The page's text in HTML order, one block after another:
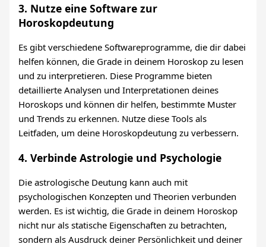
3. Nutze eine Software zur
Horoskopdeutung
Es gibt verschiedene Softwareprogramme, die dir dabei
helfen können, die Grade in deinem Horoskop zu lesen
und zu interpretieren. Diese Programme bieten
detaillierte Analysen und Interpretationen deines
Horoskops und können dir helfen, bestimmte Muster
und Trends zu erkennen. Nutze diese Tools als
Leitfaden, um deine Horoskopdeutung zu verbessern.
4. Verbinde Astrologie und Psychologie
Die astrologische Deutung kann auch mit
psychologischen Konzepten und Theorien verbunden
werden. Es ist wichtig, die Grade in deinem Horoskop
nicht nur als statische Eigenschaften zu betrachten,
sondern als Ausdruck deiner Persönlichkeit und deiner